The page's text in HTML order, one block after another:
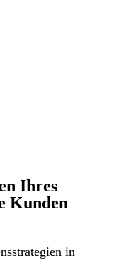
Ihres
Kunden
in